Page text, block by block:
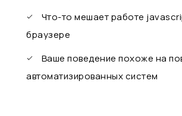
Что-то мешает работе
браузере
Ваше поведение похоже на
автоматизированных систем